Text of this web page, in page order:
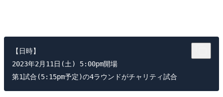
【日時】
2023年2月11日(土) 5:00pm開場